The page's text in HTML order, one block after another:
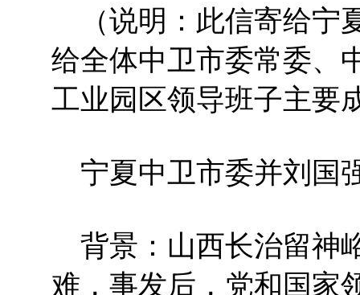
（说明：此信寄给宁
给全体中卫市委常委、
工业园区领导班子主要
宁夏中卫市委并刘国
背景：山西长治留神
难，事发后，党和国家